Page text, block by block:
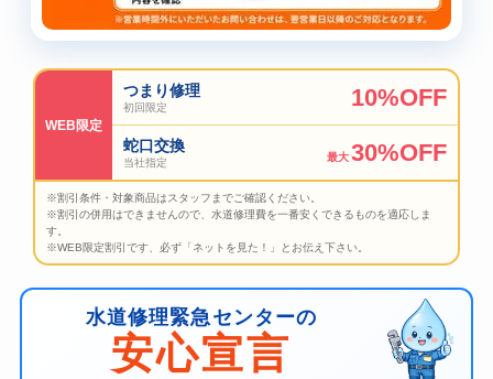
WEB限定
つまり修理
初回限定 10%OFF
蛇口交換
当社指定 最大30%OFF
※割引条件・対象商品はスタッフまでご確認ください。
※割引の併用はできませんので、水道修理費を一番安くできるものを適応しま
す。
※WEB限定割引です、必ず「ネットを見た！」とお伝え下さい。
水道修理緊急センターの
安心宣言